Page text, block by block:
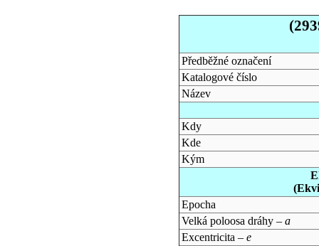
Předběžné označení
Katalogové číslo
Název
Kdy
Kde
Kým
Epocha
Velká poloosa dráhy –a
Excentricita –e